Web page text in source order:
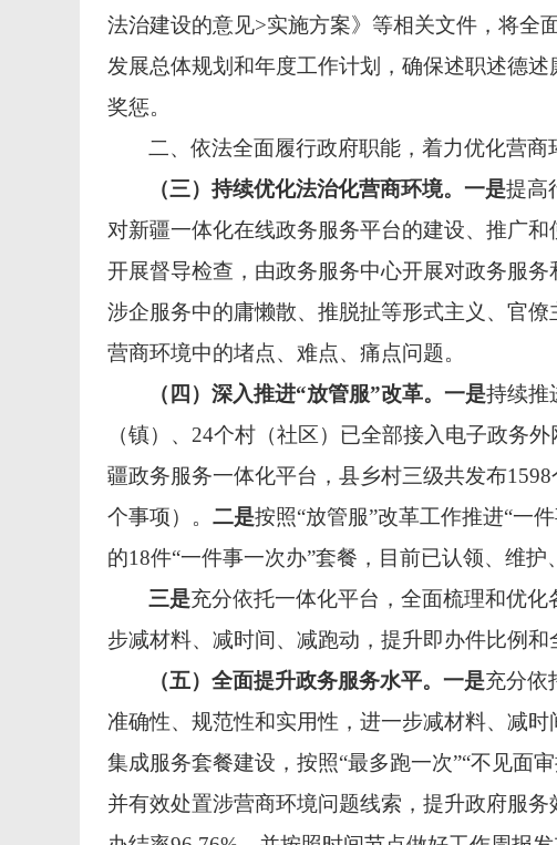
法治建设的意见>实施方案》等相关文件，将全
发展总体规划和年度工作计划，确保述职述德
奖惩。
二、依法全面履行政府职能，着力优化营商
（三）持续优化法治化营商环境。一是提高
对新疆一体化在线政务服务平台的建设、推广和
开展督导检查，由政务服务中心开展对政务服
涉企服务中的庸懒散、 推脱扯等形式主义、官
营商环境中的堵点、难点、痛点问题。
（四）深入推进“放管服”改革。一是持续推
（镇）、24个村（社区）已全部接入电子政务
疆政务服务一体化平台，县乡村三级共发布
个事项）。 二是按照“放管服”改革工作推进“一
的18件“一件事一次办”套餐，目前已认领、维护
三是充分依托一体化平台，全面梳理和优
步减材料、减时间、减跑动，提升即办件比例
（五）全面提升政务服务水平。一是充分依
准确性、规范性和实用性，进一步减材料、减
集成服务套餐建设，按照“最多跑一次”“不见面
并有效处置涉营商环境问题线索，提升政府服务